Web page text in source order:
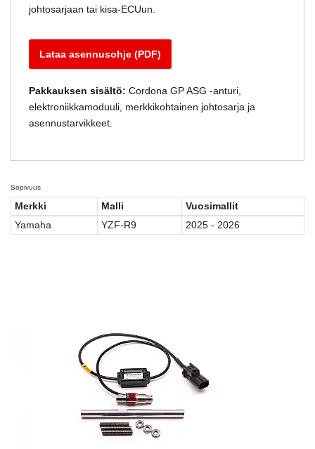
johtosarjaan tai kisa-ECUun.
Lataa asennusohje (PDF)
Pakkauksen sisältö: Cordona GP ASG -anturi,
elektroniikkamoduuli, merkkikohtainen johtosarja ja
asennustarvikkeet.
Sopivuus
Merkki Malli
Vuosimallit
Yamaha
YZF-R9 2025 - 2026